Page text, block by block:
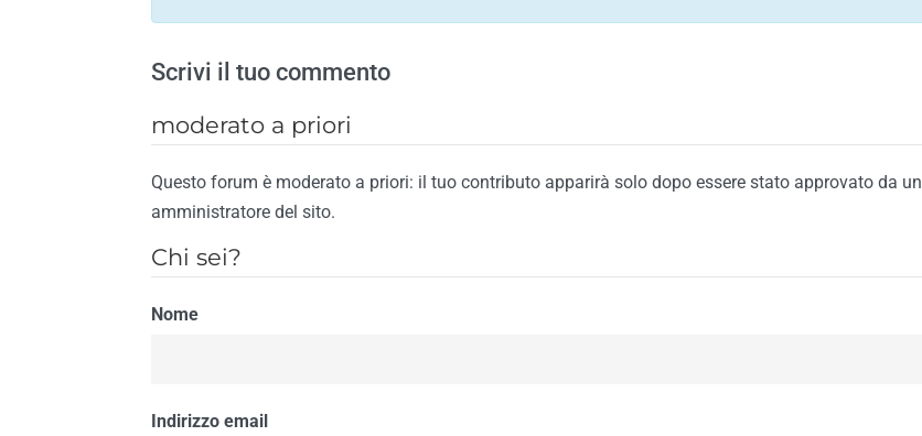
Sono vietati commenti in tono sacrilego, sarcastico, denigratorio e sbeffeggiatorio
È vietato pubblicare commenti contrari al rispetto dell'ordine pubblico
È vietato pubblicare commenti lesivi della privacy di qualsiasi cittadino
È vietato pubblicare commenti razzisti nei confronti di qualsiasi razza, popolo, cultura,
religione
È vietato pubblicare commenti contrari al rispetto del buon costume o contenenti
È vietato pubblicare commenti inerenti propaganda politica, di partito o di fazione, che
Il riscontro della violazione anche di una sola delle regole precedenti comporterà la non
Scrivi il tuo commento
moderato a priori
Questo forum è moderato a priori: il tuo contributo apparirà solo dopo essere stato approvato da un
amministratore del sito.
Chi sei?
Nome
Indirizzo email